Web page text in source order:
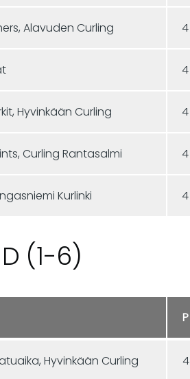
Alavuden Curling 4
4
Hyvinkään Curling 4
Curling Rantasalmi 4
Kurlinki 4
(1-6)
P
Hyvinkään Curling 4